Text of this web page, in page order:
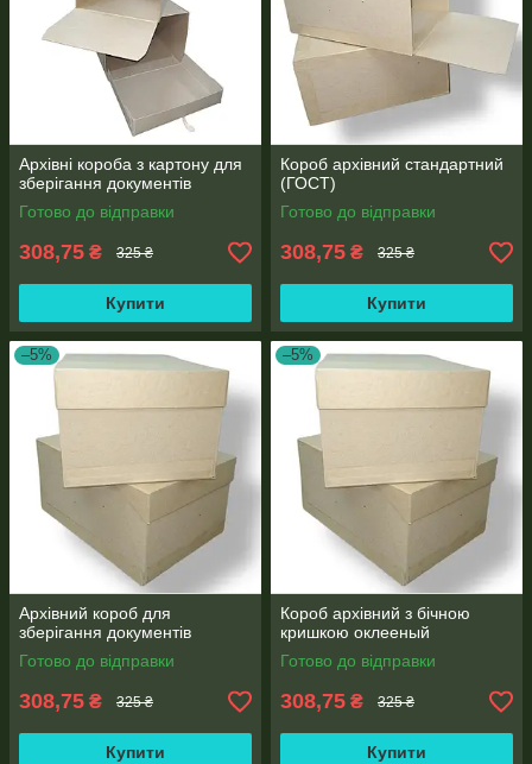
Архівні короба з картону для
зберігання документів
Готово до відправки
308,75 ₴ 325 ₴
Купити
Короб архівний стандартний
(ГОСТ)
Готово до відправки
308,75 ₴ 325 ₴
Купити
–5%
Архівний короб для
зберігання документів
Готово до відправки
308,75 ₴ 325 ₴
Купити
–5%
Короб архівний з бічною
кришкою оклееный
Готово до відправки
308,75 ₴ 325 ₴
Купити